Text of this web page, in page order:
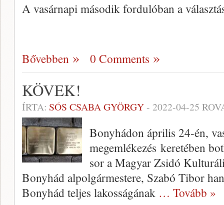
A vasárnapi második fordulóban a
Bővebben 0 Comments
KÖVEK!
ÍRTA: SÓS CSABA GYÖRGY- 2022-04-25
Bonyhádon április 24-én,
megemlékezés keretében
sor a Magyar Zsidó
Bonyhád alpolgármestere, Szabó Tibor
Bonyhád teljes lakosságának … Tovább »